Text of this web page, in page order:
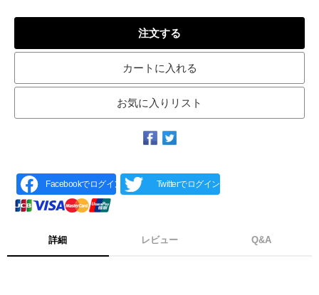
注文する
カートに入れる
お気に入りリスト
Facebookでログイン Twitterでログイン
詳細 レビュー Q&A